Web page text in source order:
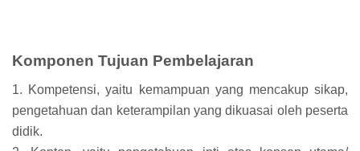
Komponen Tujuan Pembelajaran
1. Kompetensi, yaitu kemampuan yang mencakup sikap,
pengetahuan dan keterampilan yang dikuasai oleh peserta
didik.